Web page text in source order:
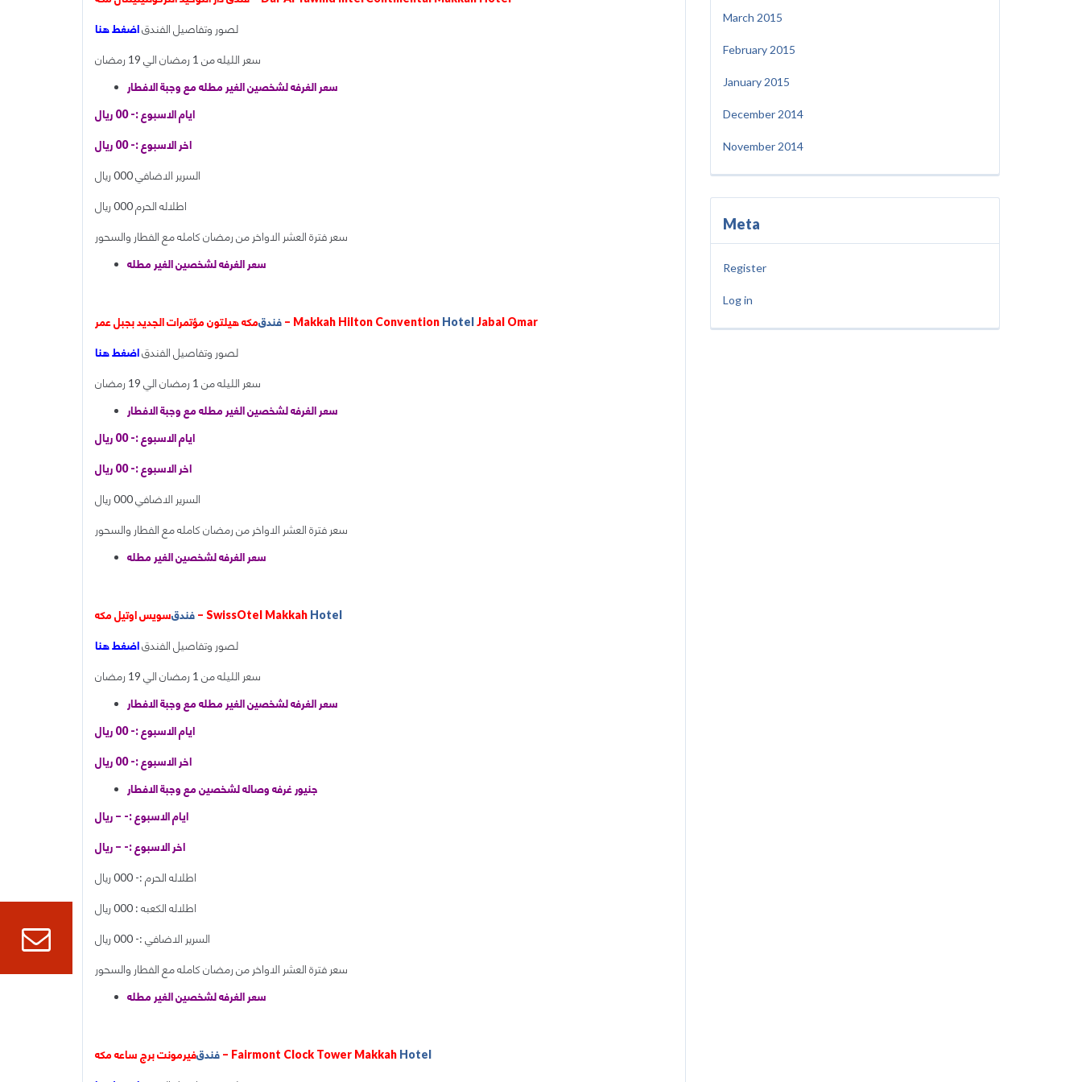
لصور وتفاصيل الفندقاضغط هنا
سعر الليله من 1 رمضان الي 19 رمضان
سعر الغرفه لشخصين الغير مطله مع وجبة الافطار
ايام الاسبوع :- 00 ريال
اخر الاسبوع :- 00 ريال
السرير الاضافي 000 ريال
اطلاله الحرم 000 ريال
سعر فترة العشر الاواخر من رمضان كامله مع الفطار والسحور
سعر الغرفه لشخصين الغير مطله
فندق مكه هيلتون مؤتمرات الجديد بجبل عمر – Makkah Hilton Convention HotelJabal Omar
لصور وتفاصيل الفندقاضغط هنا
سعر الليله من 1 رمضان الي 19 رمضان
سعر الغرفه لشخصين الغير مطله مع وجبة الافطار
ايام الاسبوع :- 00 ريال
اخر الاسبوع :- 00 ريال
السرير الاضافي 000 ريال
سعر فترة العشر الاواخر من رمضان كامله مع الفطار والسحور
سعر الغرفه لشخصين الغير مطله
فندق سويس اوتيل مكه – SwissOtel Makkah Hotel
لصور وتفاصيل الفندقاضغط هنا
سعر الليله من 1 رمضان الي 19 رمضان
سعر الغرفه لشخصين الغير مطله مع وجبة الافطار
ايام الاسبوع :- 00 ريال
اخر الاسبوع :- 00 ريال
جنيور غرفه وصاله لشخصين مع وجبة الافطار
ايام الاسبوع :- – ريال
اخر الاسبوع :- – ريال
اطلاله الحرم :- 000 ريال
اطلاله الكعبه : 000 ريال
السرير الاضافي :- 000 ريال
سعر فترة العشر الاواخر من رمضان كامله مع الفطار والسحور
سعر الغرفه لشخصين الغير مطله
فندق فيرمونت برج ساعه مكه – Fairmont Clock Tower Makkah Hotel
March 2015
February 2015
January 2015
December 2014
November 2014
Meta
Register
Log in